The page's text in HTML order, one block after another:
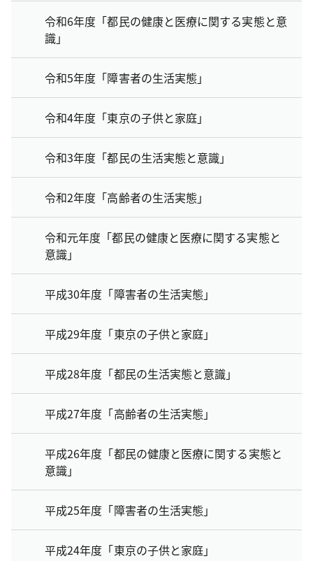
令和6年度「都民の健康と医療に関する実態と意
識」
令和5年度「障害者の生活実態」
令和4年度「東京の子供と家庭」
令和3年度「都民の生活実態と意識」
令和2年度「高齢者の生活実態」
令和元年度「都民の健康と医療に関する実態と
意識」
平成30年度「障害者の生活実態」
平成29年度「東京の子供と家庭」
平成28年度「都民の生活実態と意識」
平成27年度「高齢者の生活実態」
平成26年度「都民の健康と医療に関する実態と
意識」
平成25年度「障害者の生活実態」
平成24年度「東京の子供と家庭」